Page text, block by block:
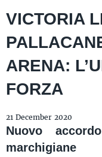
VICTORIA
ARENA:
FORZA
21 December 2020
Nuovo
marchigiane